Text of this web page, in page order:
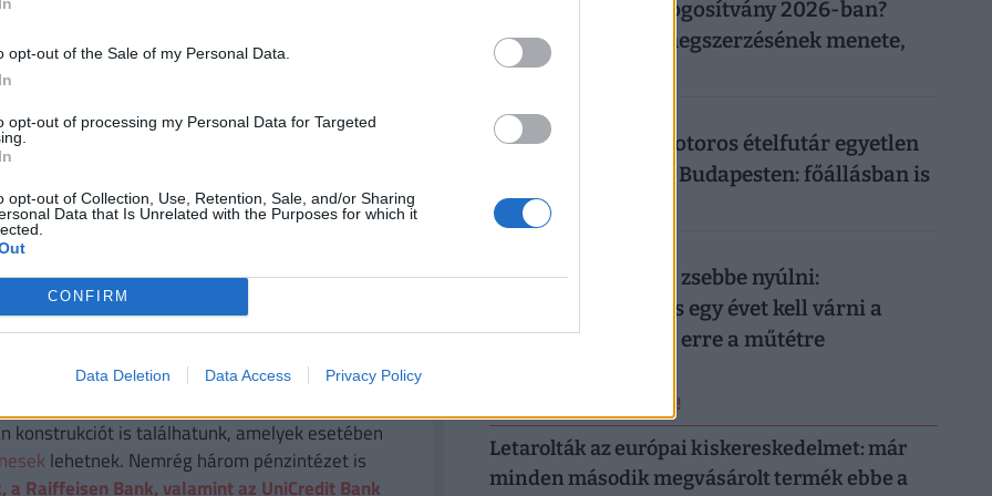
opt-out of the Sale of my Personal Data.
opt-out of processing my Personal Data for Targeted
opt-out of Collection, Use, Retention, Sale, and/or Sharing
Data that Is Unrelated with the Purposes for which it
CONFIRM
Data Deletion Data Access Privacy Policy
bőr fiatalos állaga minél tovább megmaradjon.
vizsgálatok, havonta hány alkalommal végzik el
csak közelítő adatokat kaptunk: apasági
előtti apasági vizsgálatból havi 2-4 darabot
havonta 10-12 készül, vastagbél
pedig a legkevesebb, mindössze havi 1-2-t.
növekszik, a GPS Origins iránti
nőtt az elmúlt negyedévben - tudtuk
MEGÉRI VÁLTANI!
számlavezetés. A
konstrukciót is találhatunk, amelyek esetében
lehetnek. Nemrég három pénzintézet is
a Raiffeisen Bank, valamint az UniCredit Bank
Mennyibe kerül a jogosítvány 2026-ban?
Vezetői engedély megszerzésének menete,
ára
2026. augusztus 8.
Ennyit keres egy motoros ételfutár egyetlen
hét alatt 2026-ban Budapesten: főállásban is
durván megéri
Nem elég mélyen a zsebbe nyúlni:
magánellátásban is egy évet kell várni a
magyar férfiaknak erre a műtétre
ERRŐL NE MARADJ LE!
Letarolták az európai kiskereskedelmet: már
minden második megvásárolt termék ebbe a